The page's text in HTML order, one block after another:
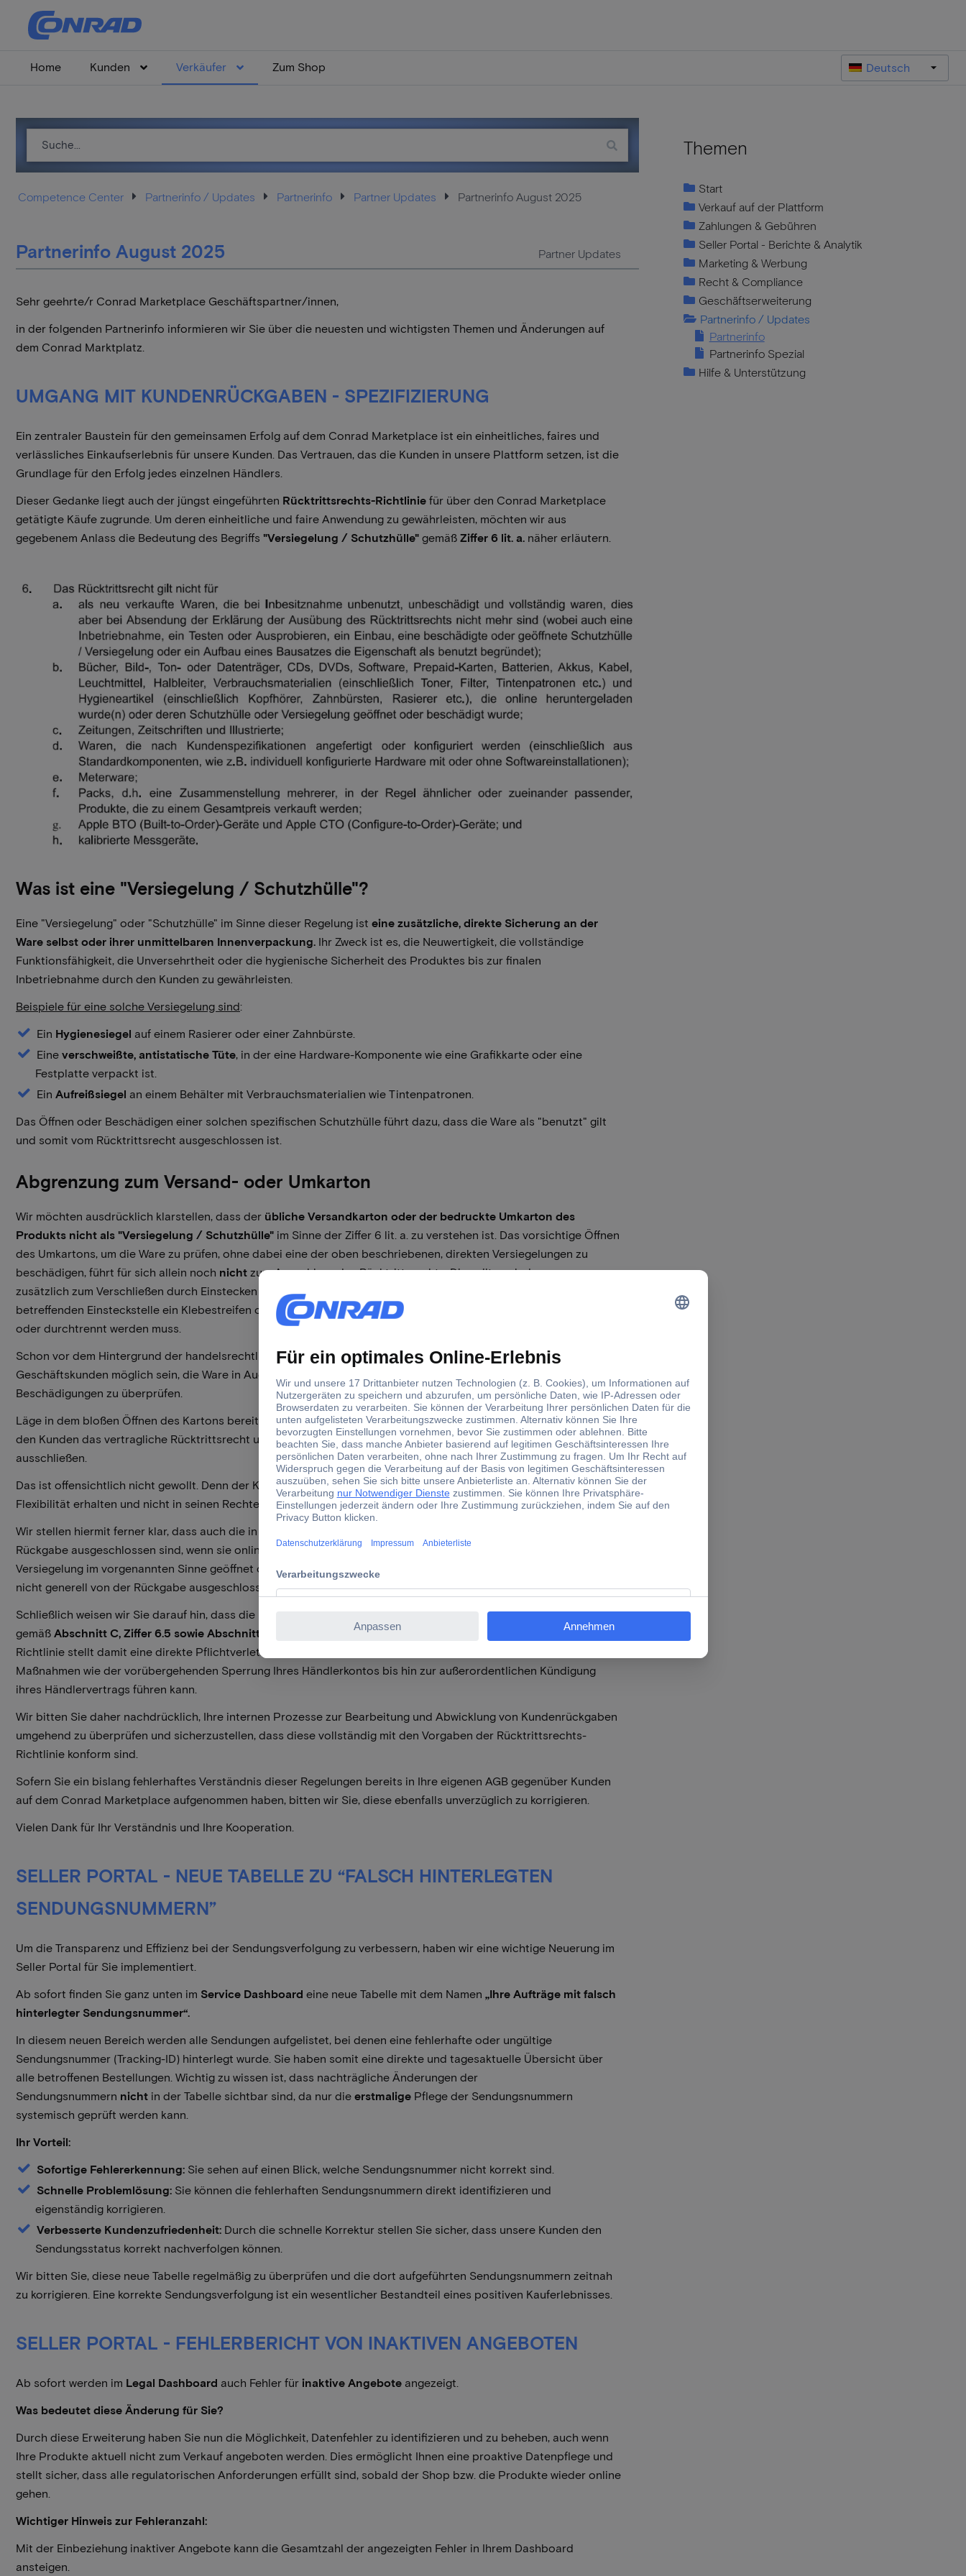
Home Kunden Verkäufer Zum Shop Deutsch
Competence Center Partnerinfo / Updates Partnerinfo Partner Updates Partnerinfo August 2025
Partnerinfo August 2025 Partner Updates
Sehr geehrte/r Conrad Marketplace Geschäftspartner/innen,
in der folgenden Partnerinfo informieren wir Sie über die neuesten und wichtigsten Themen und Änderungen auf
dem Conrad Marktplatz.
UMGANG MIT KUNDENRÜCKGABEN - SPEZIFIZIERUNG
Ein zentraler Baustein für den gemeinsamen Erfolg auf dem Conrad Marketplace ist ein einheitliches, faires und
verlässliches Einkaufserlebnis für unsere Kunden. Das Vertrauen, das die Kunden in unsere Plattform setzen, ist die
Grundlage für den Erfolg jedes einzelnen Händlers.
Dieser Gedanke liegt auch der jüngst eingeführten Rücktrittsrechts-Richtlinie für über den Conrad Marketplace
getätigte Käufe zugrunde. Um deren einheitliche und faire Anwendung zu gewährleisten, möchten wir aus
gegebenem Anlass die Bedeutung des Begriffs "Versiegelung / Schutzhülle" gemäß Ziffer 6 lit. a. näher erläutern.
Was ist eine "Versiegelung / Schutzhülle"?
Eine "Versiegelung" oder "Schutzhülle" im Sinne dieser Regelung ist eine zusätzliche, direkte Sicherung an der
Ware selbst oder ihrer unmittelbaren Innenverpackung. Ihr Zweck ist es, die Neuwertigkeit, die vollständige
Funktionsfähigkeit, die Unversehrtheit oder die hygienische Sicherheit des Produktes bis zur finalen
Inbetriebnahme durch den Kunden zu gewährleisten.
Beispiele für eine solche Versiegelung sind:
Ein Hygienesiegel auf einem Rasierer oder einer Zahnbürste.
Eine verschweißte, antistatische Tüte, in der eine Hardware-Komponente wie eine Grafikkarte oder eine
Festplatte verpackt ist.
Ein Aufreißsiegel an einem Behälter mit Verbrauchsmaterialien wie Tintenpatronen.
Das Öffnen oder Beschädigen einer solchen spezifischen Schutzhülle führt dazu, dass die Ware als "benutzt" gilt
und somit vom Rücktrittsrecht ausgeschlossen ist.
Abgrenzung zum Versand- oder Umkarton
Wir möchten ausdrücklich klarstellen, dass der übliche Versandkarton oder der bedruckte Umkarton des
Produkts nicht als "Versiegelung / Schutzhülle" im Sinne der Ziffer 6 lit. a. zu verstehen ist. Das vorsichtige Öffnen
des Umkartons, um die Ware zu prüfen, ohne dabei eine der oben beschriebenen, direkten Versiegelungen zu
beschädigen, führt für sich allein noch nicht zum Ausschluss des Rücktrittsrechts. Dies gilt auch dann, wenn
zusätzlich zum Verschließen durch Einstecken des Pappdeckels mit Lasche in den Kartonkorpus über der
betreffenden Einsteckstelle ein Klebestreifen oder Sticker angebracht ist, der zum Öffnen des Kartons entfernt
oder durchtrennt werden muss.
Schon vor dem Hintergrund der handelsrechtlichen Rügeobliegenheit gemäß § 377 HGB muss es einem
Geschäftskunden möglich sein, die Ware in Augenschein zu nehmen, um sie auf Vollständigkeit und offensichtliche
Beschädigungen zu überprüfen.
Läge in dem bloßen Öffnen des Kartons bereits ein Grund zum Ausschluss des Rücktrittsrechts, würden sich für
den Kunden das vertragliche Rücktrittsrecht und die gesetzlichen Mängelrechte regelmäßig gegenseitig
ausschließen.
Das ist offensichtlich nicht gewollt. Denn der Kunde soll durch die Rücktrittsrechts-Richtlinie gerade zusätzliche
Flexibilität erhalten und nicht in seinen Rechten beschränkt werden.
Wir stellen hiermit ferner klar, dass auch die in
Rückgabe ausgeschlossen sind, wenn sie online heruntergeladen wurden oder bei ihnen eine Schutzhülle /
Versiegelung im vorgenannten Sinne geöffnet oder beschädigt wurde. Artikel aus diesen Produktgruppen sind also
nicht generell von der Rückgabe ausgeschlossen.
Schließlich weisen wir Sie darauf hin, dass die Umsetzung der Rücktrittsrechts-Richtlinie Ihre vertragliche Pflicht
gemäß Abschnitt C, Ziffer 6.5 sowie Abschnitt A, Ziffer 11.1
der Marketplace-AGB ist. Die Nichteinhaltung dieser
Richtlinie stellt damit eine direkte Pflichtverletzung Ihrerseits gegenüber der Conrad Electronic SE dar, die zu
Maßnahmen wie der vorübergehenden Sperrung Ihres Händlerkontos bis hin zur außerordentlichen Kündigung
ihres Händlervertrags führen kann.
Wir bitten Sie daher nachdrücklich, Ihre internen Prozesse zur Bearbeitung und Abwicklung von Kundenrückgaben
umgehend zu überprüfen und sicherzustellen, dass diese vollständig mit den Vorgaben der Rücktrittsrechts-
Richtlinie konform sind.
Sofern Sie ein bislang fehlerhaftes Verständnis dieser Regelungen bereits in Ihre eigenen AGB gegenüber Kunden
auf dem Conrad Marketplace aufgenommen haben, bitten wir Sie, diese ebenfalls unverzüglich zu korrigieren.
Vielen Dank für Ihr Verständnis und Ihre Kooperation.
SELLER PORTAL - NEUE TABELLE ZU “FALSCH HINTERLEGTEN
SENDUNGSNUMMERN”
Um die Transparenz und Effizienz bei der Sendungsverfolgung zu verbessern, haben wir eine wichtige Neuerung im
Seller Portal für Sie implementiert.
Ab sofort finden Sie ganz unten im Service Dashboard eine neue Tabelle mit dem Namen „Ihre Aufträge mit falsch
hinterlegter Sendungsnummer“.
In diesem neuen Bereich werden alle Sendungen aufgelistet, bei denen eine fehlerhafte oder ungültige
Sendungsnummer (Tracking-ID) hinterlegt wurde. Sie haben somit eine direkte und tagesaktuelle Übersicht über
alle betroffenen Bestellungen. Wichtig zu wissen ist, dass nachträgliche Änderungen der
Sendungsnummern nicht in der Tabelle sichtbar sind, da nur die erstmalige Pflege der Sendungsnummern
systemisch geprüft werden kann.
Ihr Vorteil:
Sofortige Fehlererkennung: Sie sehen auf einen Blick, welche Sendungsnummer nicht korrekt sind.
Schnelle Problemlösung: Sie können die fehlerhaften Sendungsnummern direkt identifizieren und
eigenständig korrigieren.
Verbesserte Kundenzufriedenheit: Durch die schnelle Korrektur stellen Sie sicher, dass unsere Kunden den
Sendungsstatus korrekt nachverfolgen können.
Wir bitten Sie, diese neue Tabelle regelmäßig zu überprüfen und die dort aufgeführten Sendungsnummern zeitnah
zu korrigieren. Eine korrekte Sendungsverfolgung ist ein wesentlicher Bestandteil eines positiven Kauferlebnisses.
SELLER PORTAL - FEHLERBERICHT VON INAKTIVEN ANGEBOTEN
Ab sofort werden im Legal Dashboard auch Fehler für inaktive Angebote angezeigt.
Was bedeutet diese Änderung für Sie?
Durch diese Erweiterung haben Sie nun die Möglichkeit, Datenfehler zu identifizieren und zu beheben, auch wenn
Ihre Produkte aktuell nicht zum Verkauf angeboten werden. Dies ermöglicht Ihnen eine proaktive Datenpflege und
stellt sicher, dass alle regulatorischen Anforderungen erfüllt sind, sobald der Shop bzw. die Produkte wieder online
gehen.
Wichtiger Hinweis zur Fehleranzahl:
Mit der Einbeziehung inaktiver Angebote kann die Gesamtzahl der angezeigten Fehler in Ihrem Dashboard
ansteigen.
Themen
Start
Verkauf auf der Plattform
Zahlungen & Gebühren
Seller Portal - Berichte & Analytik
Marketing & Werbung
Recht & Compliance
Geschäftserweiterung
Partnerinfo / Updates
Partnerinfo
Partnerinfo Spezial
Hilfe & Unterstützung